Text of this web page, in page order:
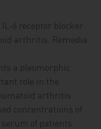
receptor blocker
arthritis. Remedia
a pleomorphic
role in the
arthritis
concentrations of
serum of patients